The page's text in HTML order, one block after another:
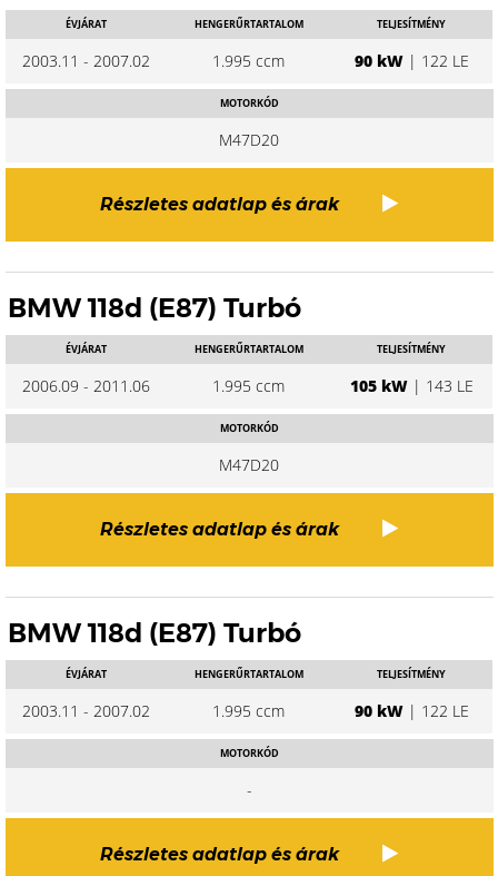
ÉVJÁRAT
2003.11 - 2007.02
HENGERŰRTARTALOM
1.995 ccm
TELJESÍTMÉNY
90 kW| 122 LE
MOTORKÓD
M47D20
Részletes adatlap és árak
BMW 118d (E87) Turbó
ÉVJÁRAT
2006.09 - 2011.06
HENGERŰRTARTALOM
1.995 ccm
TELJESÍTMÉNY
105 kW| 143 LE
MOTORKÓD
M47D20
Részletes adatlap és árak
BMW 118d (E87) Turbó
ÉVJÁRAT
2003.11 - 2007.02
HENGERŰRTARTALOM
1.995 ccm
TELJESÍTMÉNY
90 kW| 122 LE
MOTORKÓD
-
Részletes adatlap és árak